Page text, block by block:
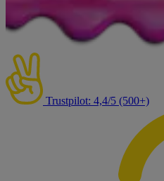
Trustpilot: 4,4/5 (500+)